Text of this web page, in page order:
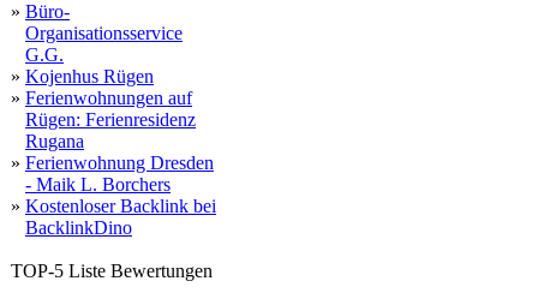
» Büro-
Organisationsservice
G.G.
» Kojenhus Rügen
» Ferienwohnungen auf
Rügen: Ferienresidenz
Rugana
» Ferienwohnung Dresden
- Maik L. Borchers
» Kostenloser Backlink bei
BacklinkDino
TOP-5 Liste Bewertungen